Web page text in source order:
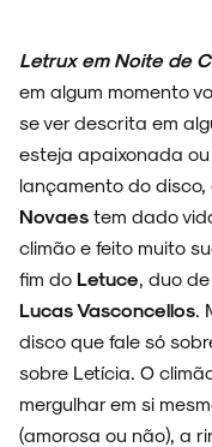
Letrux em Noite de
em algum momento
se ver descrita em
esteja apaixonada
lançamento do disco,
Novaes tem dado
climão e feito muito
fim do Letuce , duo
Lucas Vasconcellos
disco que fale só
sobre Letícia. O
mergulhar em si
(amorosa ou não), a